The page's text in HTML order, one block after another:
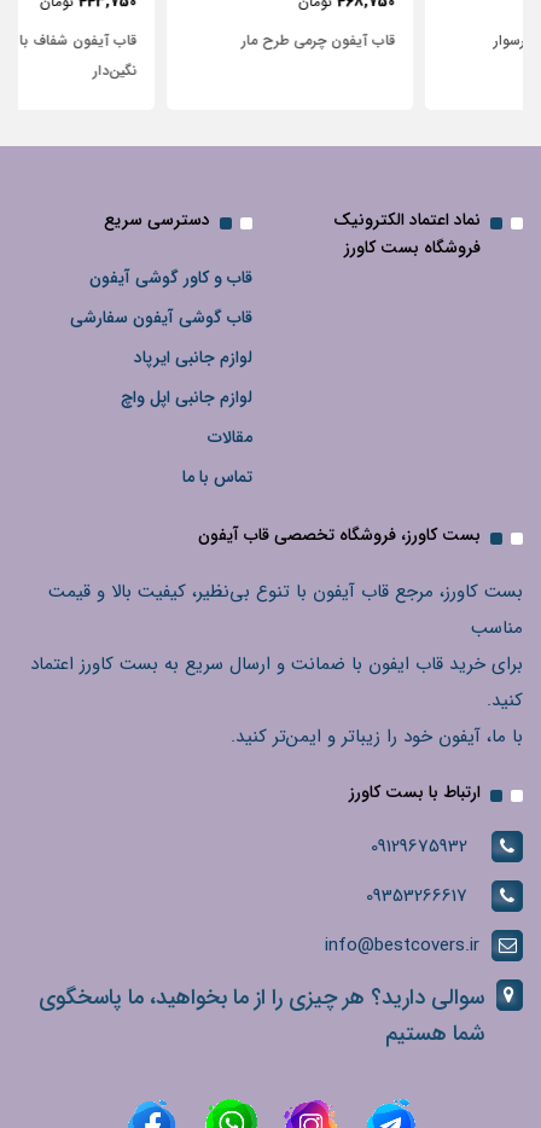
قاب آیفون چرمی طرح مار
قاب آیفون شفاف با پاپیون سفید و
نماد اعتماد الکترونیک
فروشگاه بست کاورز
دسترسی سریع
قاب و کاور گوشی آیفون
قاب گوشی آیفون سفارشی
لوازم جانبی ایرپاد
لوازم جانبی اپل واچ
مقالات
تماس با ما
بست کاورز، فروشگاه تخصصی قاب آیفون
بست کاورز، مرجع قاب آیفون با تنوع بی‌نظیر، کیفیت بالا و قیمت
مناسب
برای خرید قاب ایفون با ضمانت و ارسال سریع به بست کاورز اعتماد
کنید.
با ما، آیفون خود را زیباتر و ایمن‌تر کنید.
ارتباط با بست کاورز
09129675932
09353266617
info@bestcovers.ir
سوالی دارید؟ هر چیزی را از ما بخواهید، ما پاسخگوی
شما هستیم